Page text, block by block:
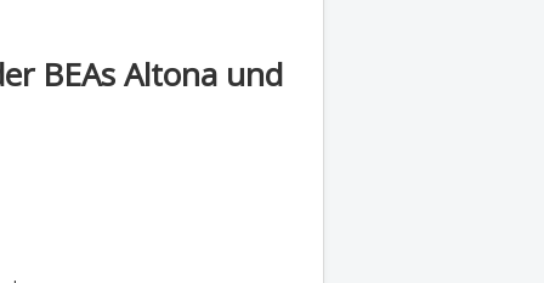
BEAs Altona und